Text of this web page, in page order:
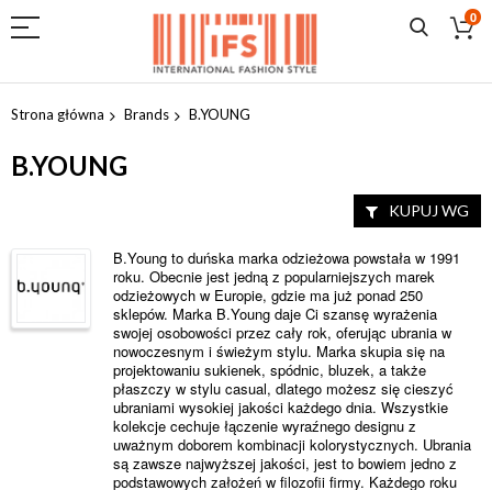
0
Przejdź
do
Strona główna Brands B.YOUNG
B.YOUNG
B.Young to duńska marka odzieżowa powstała w 1991
roku. Obecnie jest jedną z popularniejszych marek
odzieżowych w Europie, gdzie ma już ponad 250
sklepów. Marka B.Young daje Ci szansę wyrażenia
swojej osobowości przez cały rok, oferując ubrania w
nowoczesnym i świeżym stylu. Marka skupia się na
projektowaniu sukienek, spódnic, bluzek, a także
płaszczy w stylu casual, dlatego możesz się cieszyć
ubraniami wysokiej jakości każdego dnia. Wszystkie
kolekcje cechuje łączenie wyraźnego designu z
uważnym doborem kombinacji kolorystycznych. Ubrania
są zawsze najwyższej jakości, jest to bowiem jedno z
podstawowych założeń w filozofii firmy. Każdego roku
KUPUJ WG